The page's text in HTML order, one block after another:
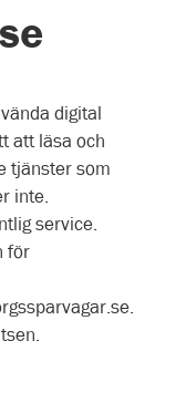
digital
att läsa och
tjänster som
inte.
service.
för